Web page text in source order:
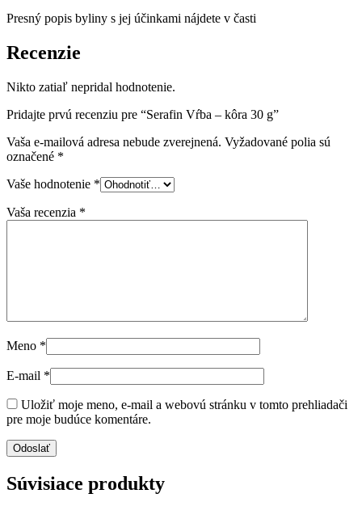
Presný popis byliny s jej účinkami nájdete v časti
Recenzie
Nikto zatiaľ nepridal hodnotenie.
Pridajte prvú recenziu pre “Serafin Vŕba – kôra 30 g”
Vaša e-mailová adresa nebude zverejnená. Vyžadované polia sú
označené *
Vaše hodnotenie *
Vaša recenzia *
Meno *
E-mail *
Uložiť moje meno, e-mail a webovú stránku v tomto prehliadači
pre moje budúce komentáre.
Súvisiace produkty